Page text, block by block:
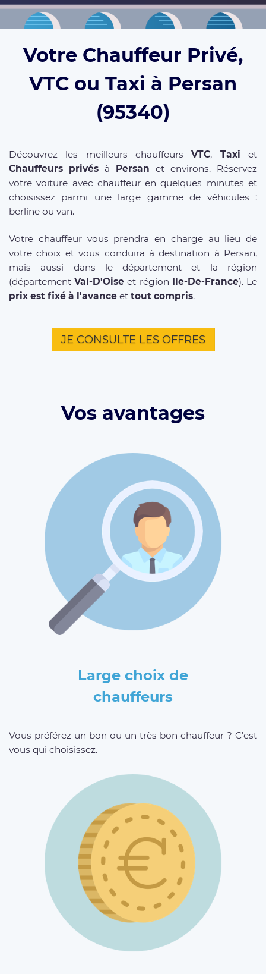
Votre Chauffeur Privé,
VTC ou Taxi à Persan
(95340)
Découvrez les meilleurs chauffeursVTC, Taxi et
Chauffeurs privés à Persan et environs. Réservez
votre voiture avec chauffeur en quelques minutes et
choisissez parmi une large gamme de véhicules :
berline ou van.
Votre chauffeur vous prendra en charge au lieu de
votre choix et vous conduira à destination à Persan,
mais aussi dans le département et la région
(départementVal-D'Oise et région Ile-De-France). Le
prix est fixé à l'avance et tout compris.
JE CONSULTE LES OFFRES
Vos avantages
Large choix de
chauffeurs
Vous préférez un bon ou un très bon chauffeur ? C’est
vous qui choisissez.